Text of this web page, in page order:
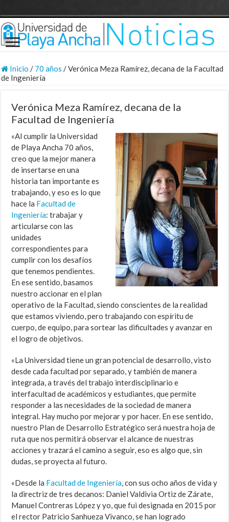
Inicio / 70 años /Verónica Meza Ramírez, decana de la Facultad
de Ingeniería
Verónica Meza Ramírez, decana de la
Facultad de Ingeniería
«Al cumplir la Universidad
de Playa Ancha 70 años,
creo que la mejor manera
de insertarse en una
historia tan importante es
trabajando, y eso es lo que
hace la Facultad de
Ingeniería: trabajar y
articularse con las
unidades
correspondientes para
cumplir con los desafíos
que tenemos pendientes.
En ese sentido, basamos
nuestro accionar en el plan
operativo de la Facultad, siendo conscientes de la realidad
que estamos viviendo, pero trabajando con espíritu de
cuerpo, de equipo, para sortear las dificultades y avanzar en
el logro de objetivos.
«La Universidad tiene un gran potencial de desarrollo, visto
desde cada facultad por separado, y también de manera
integrada, a través del trabajo interdisciplinario e
interfacultad de académicos y estudiantes, que permite
responder a las necesidades de la sociedad de manera
integral. Hay mucho por mejorar y por hacer. En ese sentido,
nuestro Plan de Desarrollo Estratégico será nuestra hoja de
ruta que nos permitirá observar el alcance de nuestras
acciones y trazará el camino a seguir, eso es algo que, sin
dudas, se proyecta al futuro.
«Desde la Facultad de Ingeniería, con sus ocho años de vida y
la directriz de tres decanos: Daniel Valdivia Ortiz de Zárate,
Manuel Contreras López y yo, que fui designada en 2015 por
el rector Patricio Sanhueza Vivanco, se han logrado